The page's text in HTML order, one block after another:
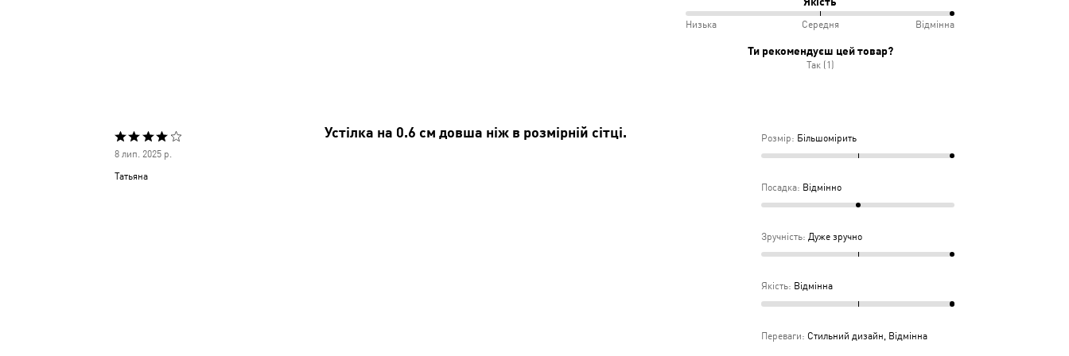
Відмінно
Незручно
100%
Низька Середня Відмінна
Ти рекомендуєш цей товар?
Так (1)
Оцінено
8 лип. 2025 р.
Татьяна
Устілка на 0.6 см довша ніж в розмірній сітці. Розмір: Більшомірить
Посадка: Відмінно
Зручність: Дуже зручно
Якість: Відмінна
Переваги: Стильний дизайн, Відмінна